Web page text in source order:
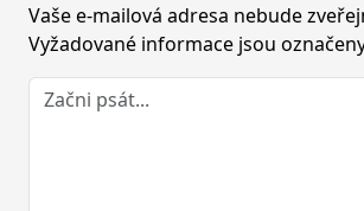
Vaše e-mailová adresa nebude
Vyžadované informace jsou